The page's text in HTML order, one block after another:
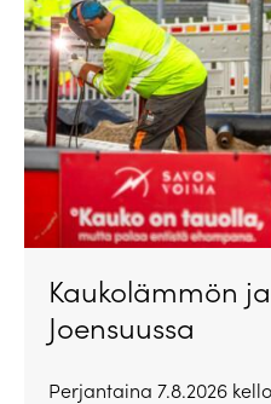
Kaukolämmön
Joensuussa
Perjantaina 7.8.2026